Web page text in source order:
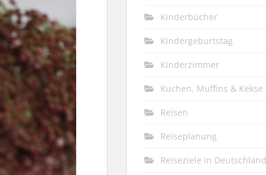
Kinderbücher
Kindergeburtstag
Kinderzimmer
Kuchen, Muffins & Kekse
Reisen
Reiseplanung
Reiseziele in Deutschland